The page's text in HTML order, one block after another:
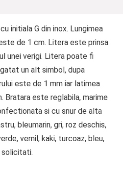
initiala G din inox. Lungimea
de 1 cm. Litera este prinsa
unei verigi. Litera poate fi
un alt simbol, dupa
este de 1 mm iar latimea
Bratara este reglabila, marime
si cu snur de alta
bleumarin, gri, roz deschis,
vernil, kaki, turcoaz, bleu,
solicitati.